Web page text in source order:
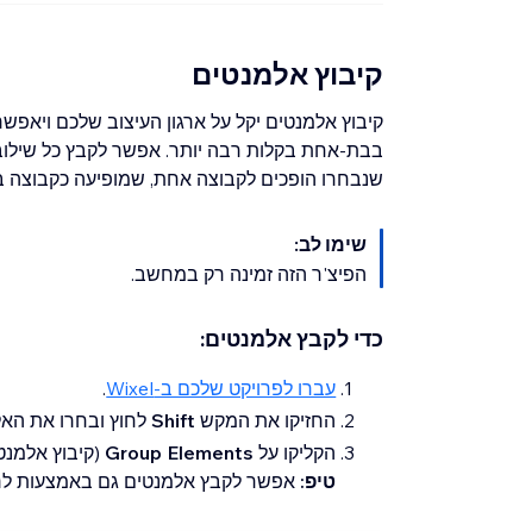
קיבוץ אלמנטים
קיבוץ אלמנטים יקל על ארגון העיצוב שלכם
בבת-אחת בקלות רבה יותר. אפשר לקבץ כל
שנבחרו הופכים לקבוצה אחת, שמופיעה כקבוצה
שימו לב:
הפיצ'ר הזה זמינה רק במחשב.
כדי לקבץ אלמנטים:
עברו לפרויקט שלכם ב-Wixel
.
החזיקו את המקש Shiftלחוץ ובחרו את
הקליקו על Group Elements (קיבוץ
טיפ: אפשר לקבץ אלמנטים גם באמצעות